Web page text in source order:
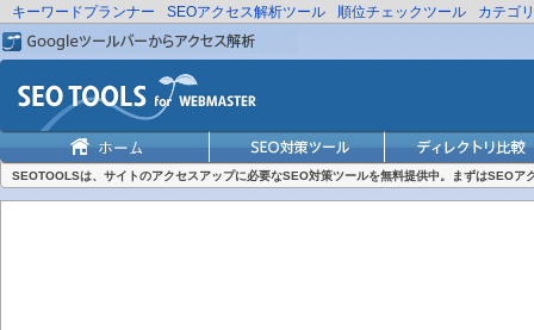
キーワードプランナー SEOアクセス解析ツール 順位チェックツール カテゴ
SEOTOOLSは、サイトのアクセスアップに必要なSEO対策ツールを無料提供中。まずはSEOア